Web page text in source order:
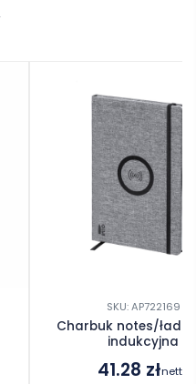
SKU: AP722169
Charbuk notes/
indukcyjna
41.28 złnetto